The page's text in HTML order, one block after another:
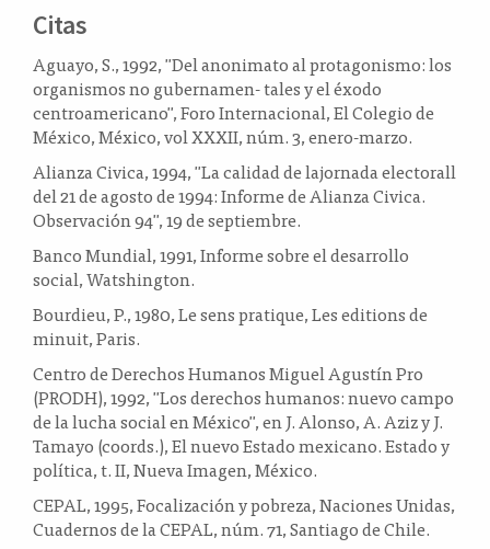
Citas
Aguayo, S., 1992, "Del anonimato al protagonismo: los
organismos no gubernamen- tales y el éxodo
centroamericano", Foro Internacional, El Colegio de
México, México, vol XXXII, núm. 3, enero-marzo.
Alianza Civica, 1994, "La calidad de lajornada electorall
del 21 de agosto de 1994: Informe de Alianza Civica.
Observación 94", 19 de septiembre.
Banco Mundial, 1991, Informe sobre el desarrollo
social, Watshington.
Bourdieu, P., 1980, Le sens pratique, Les editions de
minuit, Paris.
Centro de Derechos Humanos Miguel Agustín Pro
(PRODH), 1992, "Los derechos humanos: nuevo campo
de la lucha social en México", en J. Alonso, A. Aziz y J.
Tamayo (coords.), El nuevo Estado mexicano. Estado y
política, t. II, Nueva Imagen, México.
CEPAL, 1995, Focalización y pobreza, Naciones Unidas,
Cuadernos de la CEPAL, núm. 71, Santiago de Chile.